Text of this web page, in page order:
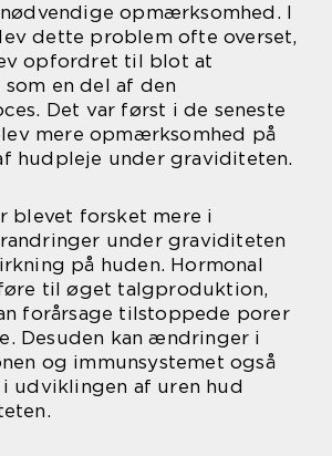
opmærksomhed. I
dette problem ofte overset,
opfordret til blot at
en del af den
Det var først i de seneste
mere opmærksomhed på
hudpleje under graviditeten.
blevet forsket mere i
under graviditeten
på huden. Hormonal
til øget talgproduktion,
forårsage tilstoppede porer
Desuden kan ændringer i
og immunsystemet også
udviklingen af uren hud